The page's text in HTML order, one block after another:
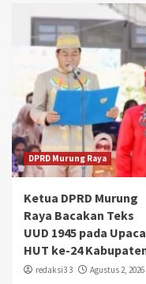
DPRD Murung Raya
Ketua DPRD Murung
Raya Bacakan Teks
UUD 1945 pada
HUT ke-24
redaksi3 3 Agustus 2, 2026